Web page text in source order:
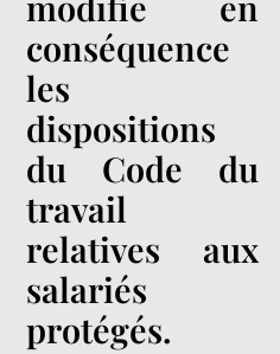
conséquence
les
dispositions
du Code du
travail
relatives aux
salariés
protégés.